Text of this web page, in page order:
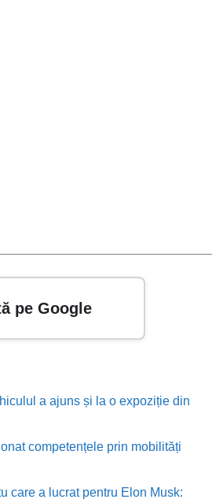
pe Google
a ajuns și la o expoziție din
competențele prin mobilități
care a lucrat pentru Elon Musk: